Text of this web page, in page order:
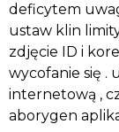
deficytem
ustaw klin
zdjęcie ID i
wycofanie się .
internetową ,
aborygen